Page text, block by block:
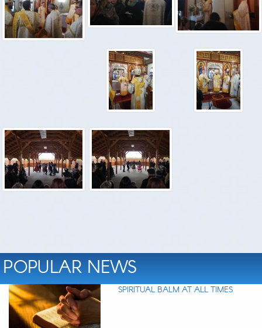
POPULAR NEWS
SPIRITUAL BALM AT ALL TIMES